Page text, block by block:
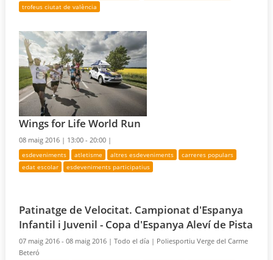
trofeus ciutat de valència
Wings for Life World Run
08 maig 2016 | 13:00 - 20:00 |
esdeveniments atletisme altres esdeveniments
carreres populars
edat escolar
esdeveniments participatius
Patinatge de Velocitat. Campionat d'Espanya
Infantil i Juvenil - Copa d'Espanya Aleví de Pista
07 maig 2016 - 08 maig 2016 |Todo el día | Poliesportiu Verge del Carme
Beteró